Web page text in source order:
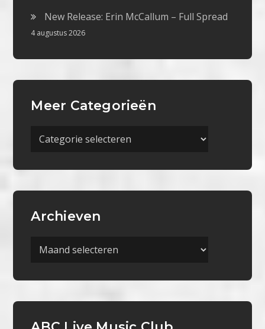
New Release: Erin McCallum – Full Spread
4 augustus 2026
Meer Categorieën
Meer
Archieven
Archieven